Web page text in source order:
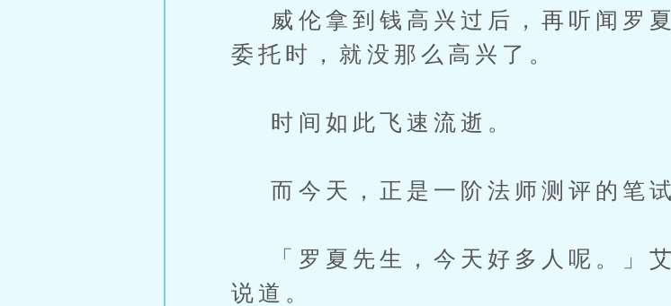
威伦拿到钱高兴过后，再听闻罗
委托时，就没那么高兴了。
时间如此飞速流逝。
而今天，正是一阶法师测评的笔试
「罗夏先生，今天好多人呢。」
说道。